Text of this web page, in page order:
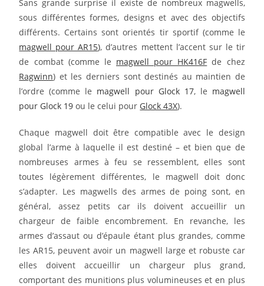
Sans grande surprise il existe de nombreux magwells,
sous différentes formes, designs et avec des objectifs
différents. Certains sont orientés tir sportif (comme le
magwell pour AR15), d’autres mettent l’accent sur le tir
de combat (comme le magwell pour HK416F de chez
Ragwinn) et les derniers sont destinés au maintien de
l’ordre (comme le magwell pour Glock 17, le magwell
pour Glock 19 ou le celui pour Glock 43X).
Chaque magwell doit être compatible avec le design
global l’arme à laquelle il est destiné – et bien que de
nombreuses armes à feu se ressemblent, elles sont
toutes légèrement différentes, le magwell doit donc
s’adapter. Les magwells des armes de poing sont, en
général, assez petits car ils doivent accueillir un
chargeur de faible encombrement. En revanche, les
armes d’assaut ou d’épaule étant plus grandes, comme
les AR15, peuvent avoir un magwell large et robuste car
elles doivent accueillir un chargeur plus grand,
comportant des munitions plus volumineuses et en plus